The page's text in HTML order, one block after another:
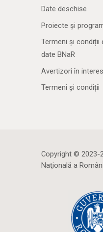
Date deschise
Proiecte și
Termeni și condiții
date BNaR
Avertizori în
Termeni și condiții
Copyright © 2023-
Naţională a